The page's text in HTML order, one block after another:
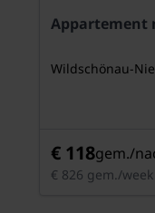
Appartement
Wildschönau-
€ 118gem./
€ 826 gem./week